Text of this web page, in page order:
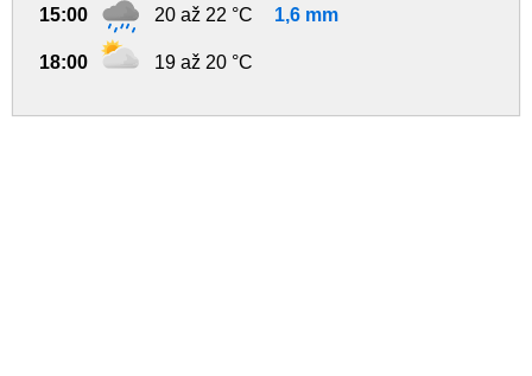
15:00 20 až 22 °C 1,6 mm
18:00 19 až 20 °C